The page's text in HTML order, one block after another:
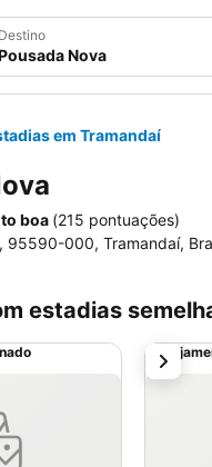
Destino
em Tramandaí
boa (215 pontuações)
95590-000, Tramandaí,
estadias